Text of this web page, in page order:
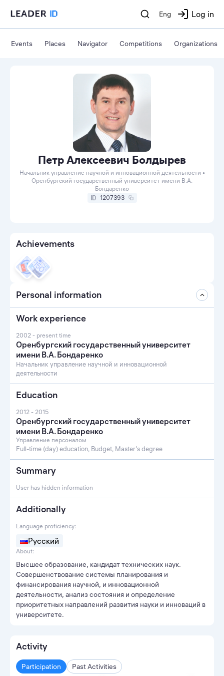
Eng Log in
Events Places Navigator Competitions Organizations
Петр Алексеевич Болдырев
Начальник управление научной и инновационной деятельности •
Оренбургский государственный университет имени В.А.
Бондаренко
1207393
Achievements
Personal information
Work experience
2002 - present time
Оренбургский государственный университет
имени В.А. Бондаренко
Начальник управление научной и инновационной
деятельности
Education
2012 - 2015
Оренбургский государственный университет
имени В.А. Бондаренко
Управление персоналом
Full-time (day) education, Budget, Master's degree
Summary
User has hidden information
Additionally
Language proficiency:
Русский
About:
Высшее образование, кандидат технических наук.
Совершенствование системы планирования и
финансирования научной, и инновационной
деятельности, анализ состояния и определение
приоритетных направлений развития науки и инноваций в
университете.
Activity
Participation Past Activities